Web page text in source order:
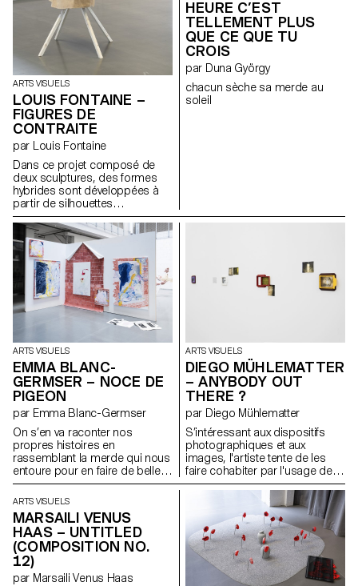
ARTS VISUELS
LOUIS FONTAINE –
FIGURES DE
CONTRAITE
par Louis Fontaine
Dans ce projet composé de
deux sculptures, des formes
hybrides sont développées à
partir de silhouettes
empruntées aux robes à panier,
aux armures médiévales, aux
vêtements liturgiques et aux
tenues de pompiers japonais
féodaux. L’ensemble explore la
notion d’apparat et sa relation
évolutive au corps, en abordant
les thèmes de l’identité, du
rituel et de la contrainte. Une
tension dynamique entre
protection et rigidité s’en
dégage. Influencées par la
richesse tactile d’Olga de
Amaral et les innovations
textiles sculpturales de Jeanne
Vicérial, les sculptures habitent
un espace liminaire où le
corps, la structure et le récit
convergent.
HEURE C’EST
TELLEMENT PLUS
QUE CE QUE TU
CROIS
par Duna György
chacun sèche sa merde au
soleil
ARTS VISUELS
EMMA BLANC-
GERMSER – NOCE DE
PIGEON
par Emma Blanc-Germser
On s’en va raconter nos
propres histoires en
rassemblant la merde qui nous
entoure pour en faire de belles
structures tout en dégradant
des nuances de bruns, beige,
noir, ocre, kaki, qu’elle peut
nous offrir. Parce que quand les
larmes ne sortent plus, tout finit
de sortir par les fesses. Et on a
plus rien d’autre à faire que de
partir à la quête de l’amour.
ARTS VISUELS
DIEGO MÜHLEMATTER
– ANYBODY OUT
THERE ?
par Diego Mühlematter
S’intéressant aux dispositifs
photographiques et aux
images, l'artiste tente de les
faire cohabiter par l'usage de
dos de chambre
photographique comme
fenêtres. Il explore la zone grise
qui se trouve à l’intérieur de
l’appareil et tente de
cartographier cette errance.
ARTS VISUELS
MARSAILI VENUS
HAAS – UNTITLED
(COMPOSITION NO.
12)
par Marsaili Venus Haas